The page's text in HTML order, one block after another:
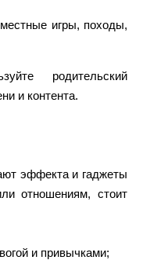
игры, походы,
родительский
и контента.
эффекта и гаджеты
отношениям, стоит
и привычками;